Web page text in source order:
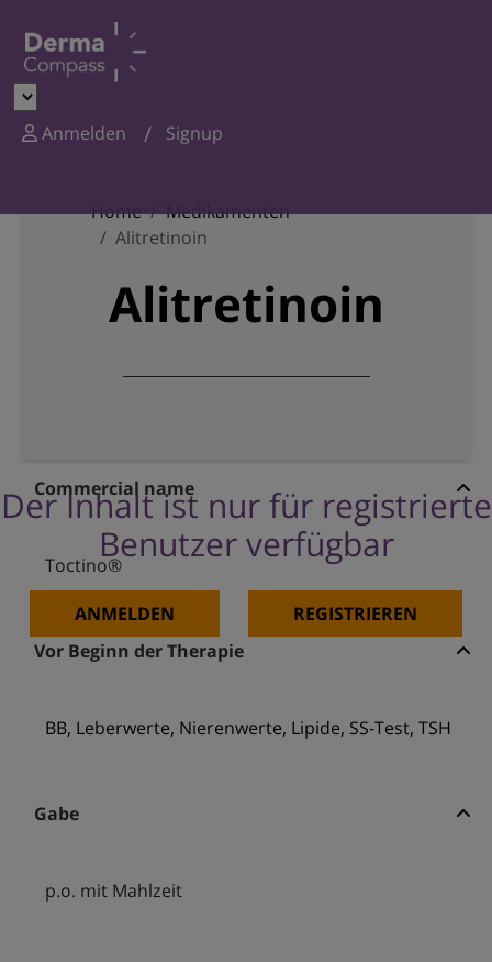
Anmelden Signup
Home
Medikamenten
Alitretinoin
Alitretinoin
Der Inhalt ist nur für registrierte
Benutzer verfügbar
ANMELDEN REGISTRIEREN
Commercial name
Toctino®
Vor Beginn der Therapie
BB, Leberwerte, Nierenwerte, Lipide, SS-Test, TSH
Gabe
p.o. mit Mahlzeit